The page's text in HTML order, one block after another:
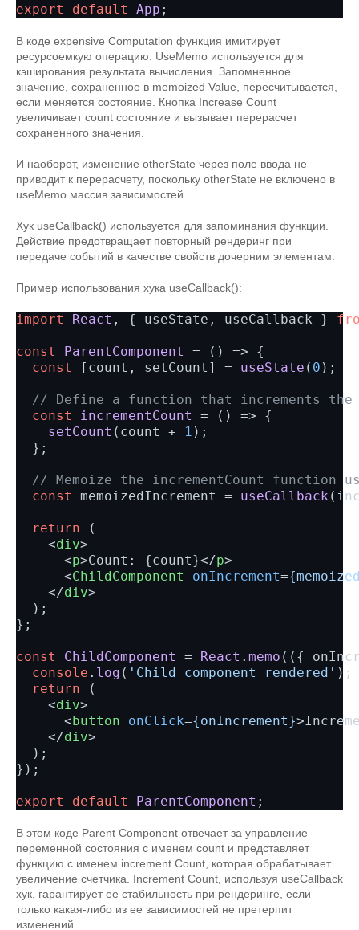
export default App
В коде expensive Computation функция имитирует
ресурсоемкую операцию. UseMemo используется для
кэширования результата вычисления. Запомненное
значение, сохраненное в memoized Value, пересчитывается,
если меняется состояние. Кнопка Increase Count
увеличивает count состояние и вызывает перерасчет
сохраненного значения.
И наоборот, изменение otherState через поле ввода не
приводит к перерасчету, поскольку otherState не включено в
useMemo массив зависимостей.
Хук useCallback() используется для запоминания функции.
Действие предотвращает повторный рендеринг при
передаче событий в качестве свойств дочерним элементам.
Пример использования хука useCallback():
import React , { useState, useCallback }
const ParentComponent
= () => {
const
[count, setCount] = useState ( 0 );
// Define a function that increments the
const
incrementCount
= () => {
setCount (count + 1 );
  };
// Memoize the incrementCount function
const
memoizedIncrement = useCallback
return (
<div>
<p>Count: {count}</p>
<ChildComponent onIncrement=
</div>
  );
};
const ChildComponent = React . memo ( ( {
console . log ( 'Child component rendered' );
return (
<div>
<button onClick={onIncrement}>
</div>
  );
});
export default ParentComponent
В этом коде Parent Component отвечает за управление
переменной состояния с именем count и представляет
функцию с именем increment Count, которая обрабатывает
увеличение счетчика. Increment Count, используя useCallback
хук, гарантирует ее стабильность при рендеринге, если
только какая-либо из ее зависимостей не претерпит
изменений.